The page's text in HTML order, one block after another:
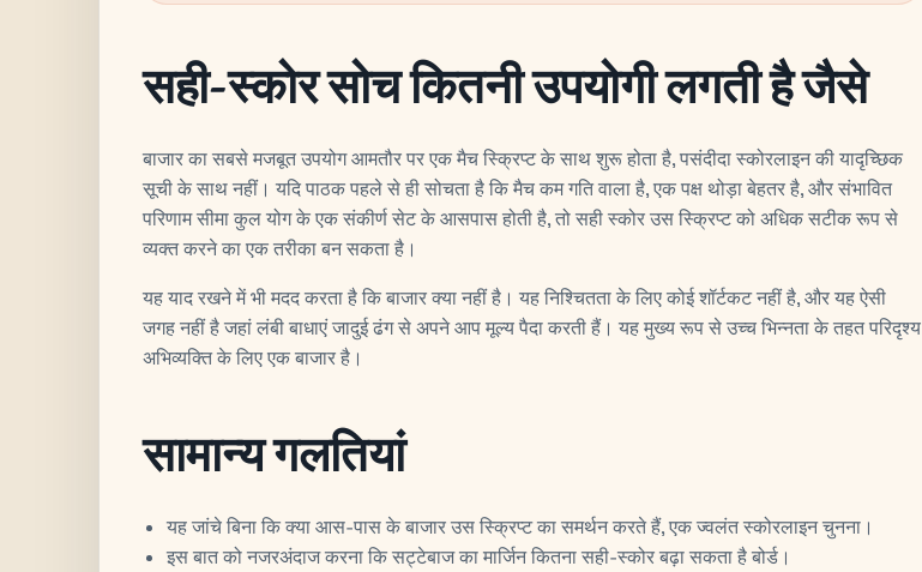
सही-स्कोर सोच कितनी उपयोगी लगती है जैसे
बाजार का सबसे मजबूत उपयोग आमतौर पर एक मैच स्क्रिप्ट के साथ शुरू होता है, पसंदीदा स्कोरलाइन की यादृच्छिक
सूची के साथ नहीं। यदि पाठक पहले से ही सोचता है कि मैच कम गति वाला है, एक पक्ष थोड़ा बेहतर है, और संभावित
परिणाम सीमा कुल योग के एक संकीर्ण सेट के आसपास होती है, तो सही स्कोर उस स्क्रिप्ट को अधिक सटीक रूप से
व्यक्त करने का एक तरीका बन सकता है।
यह याद रखने में भी मदद करता है कि बाजार क्या नहीं है। यह निश्चितता के लिए कोई शॉर्टकट नहीं है, और यह ऐसी
जगह नहीं है जहां लंबी बाधाएं जादुई ढंग से अपने आप मूल्य पैदा करती हैं। यह मुख्य रूप से उच्च भिन्नता के तहत परिदृश्य
अभिव्यक्ति के लिए एक बाजार है।
सामान्य गलतियां
यह जांचे बिना कि क्या आस-पास के बाजार उस स्क्रिप्ट का समर्थन करते हैं, एक ज्वलंत स्कोरलाइन चुनना।
इस बात को नजरअंदाज करना कि सट्टेबाज का मार्जिन कितना सही-स्कोर बढ़ा सकता है बोर्ड।